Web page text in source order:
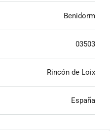
Benidorm
03503
Rincón de Loix
España